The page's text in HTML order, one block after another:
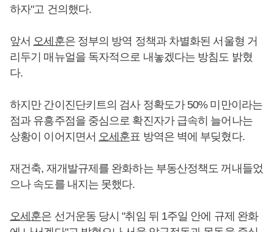
하자"고 건의했다.
앞서 오세훈은 정부의 방역 정책과 차별화된 서울형 거
리두기 매뉴얼을 독자적으로 내놓겠다는 방침도 밝혔
다.
하지만 간이진단키트의 검사 정확도가 50% 미만이라는
점과 유흥주점을 중심으로 확진자가 급속히 늘어나는
상황이 이어지면서 오세훈표 방역은 벽에 부딪혔다.
재건축, 재개발규제를 완화하는 부동산정책도 꺼내들었
으나 속도를 내지는 못했다.
오세훈은 선거운동 당시 "취임 뒤 1주일 안에 규제 완화